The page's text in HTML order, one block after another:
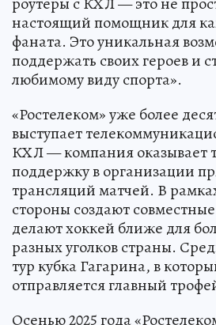
настоящий помощник для
фаната. Это уникальная
поддержать своих героев и
любимому виду спорта».
«Ростелеком» уже более
выступает
КХЛ — компания оказывает
поддержку в организации
трансляций матчей. В
стороны создают
делают хоккей ближе для
разных уголков страны.
тур кубка Гагарина, в
отправляется главный
Осенью 2025 года